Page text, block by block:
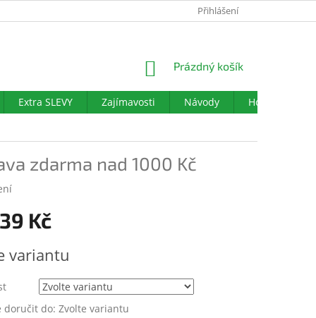
PODMÍNKY OCHRANY OSOBNÍCH ÚDAJŮ DOTAZNÍK
Přihlášení
NÁKUPNÍ
Prázdný košík
Extra SLEVY Zajímavosti Návody
Hodnocení
zdarma nad 1000 Kč
Kč
variantu
doručit do: Zvolte variantu